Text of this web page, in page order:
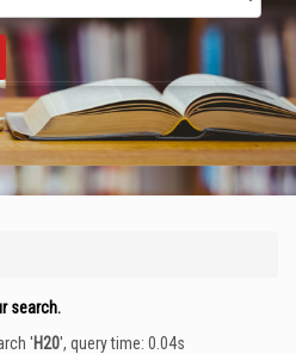
search.
'H20', query time: 0.04s